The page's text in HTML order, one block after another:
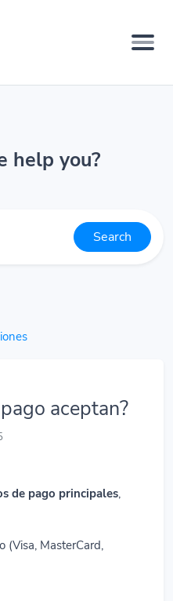
help you?
Search
aceptan?
de pago principales,
(Visa, MasterCard,